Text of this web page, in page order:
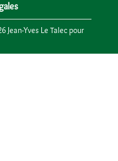
Jean-Yves Le Talec pour